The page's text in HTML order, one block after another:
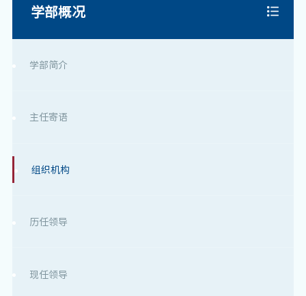
学部概况
学部简介
主任寄语
组织机构
历任领导
现任领导